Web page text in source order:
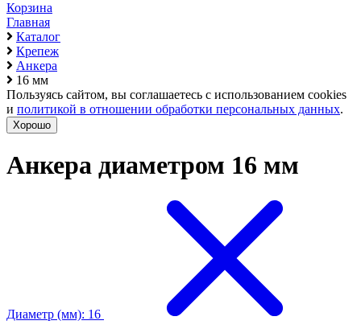
Корзина
Главная
Каталог
Крепеж
Анкера
16 мм
Пользуясь сайтом, вы соглашаетесь с использованием cookies
и политикой в отношении обработки персональных данных.
Хорошо
Анкера диаметром 16 мм
Диаметр (мм): 16